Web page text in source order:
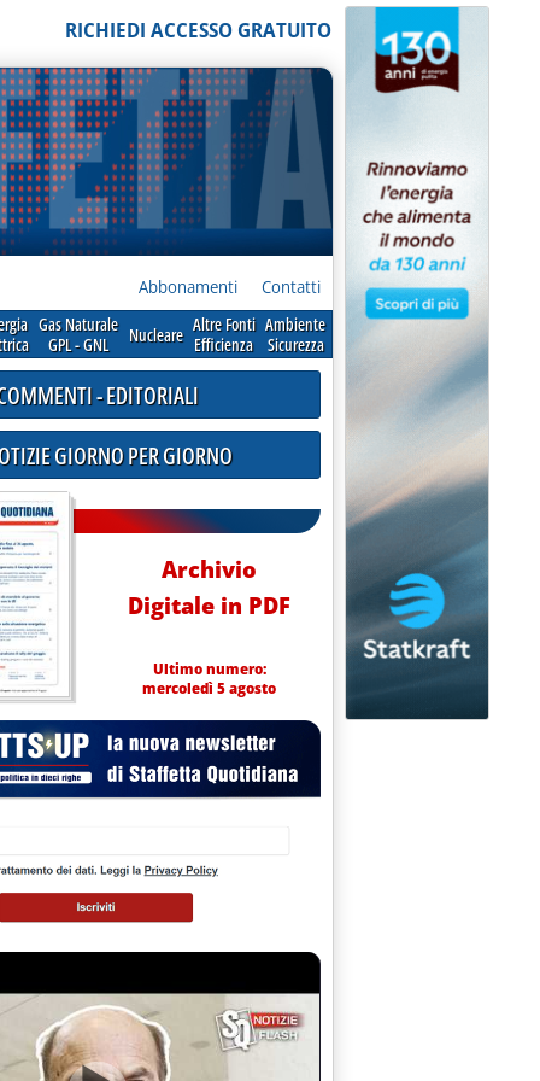
RICHIEDI ACCESSO GRATUITO
Abbonamenti Contatti
Gas Naturale
GPL - GNL
Nucleare Altre Fonti
Efficienza
Ambiente
Sicurezza
- EDITORIALI
GIORNO PER GIORNO
Archivio
Digitale in PDF
Ultimo numero:
mercoledì 5 agosto